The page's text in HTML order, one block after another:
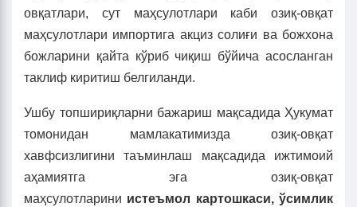
овқатлари, сут маҳсулотлари каби озиқ-овқат
маҳсулотлари импортига акциз солиғи ва божхона
божларини қайта кўриб чиқиш бўйича асосланган
таклиф киритиш белгиланди.
Ушбу топшириқларни бажариш мақсадида Ҳукумат
томонидан мамлакатимизда озиқ-овқат
хавфсизлигини таъминлаш мақсадида ижтимоий
аҳамиятга эга озиқ-овқат
маҳсулотларини истеъмол картошкаси, ўсимлик